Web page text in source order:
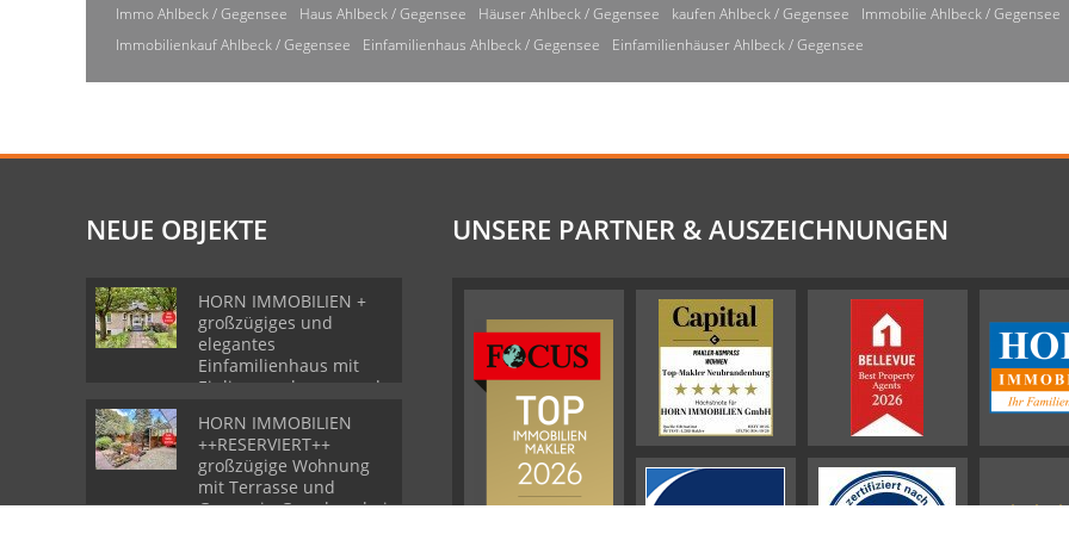
Immo Ahlbeck / Gegensee Haus Ahlbeck / Gegensee Häuser Ahlbeck / Gegensee kaufen Ahlbeck / Gegensee
Immobilie Ahlbeck / Gegensee
Immobilienkauf Ahlbeck / Gegensee
Einfamilienhaus Ahlbeck / Gegensee Einfamilienhäuser Ahlbeck / Gegensee
NEUE OBJEKTE
HORN IMMOBILIEN +
großzügiges und
elegantes
Einfamilienhaus mit
Einliegerwohnung und
HORN IMMOBILIEN
++RESERVIERT++
großzügige Wohnung
mit Terrasse und
Garage in Grambow bei
UNSERE PARTNER & AUSZEICHNUNGEN